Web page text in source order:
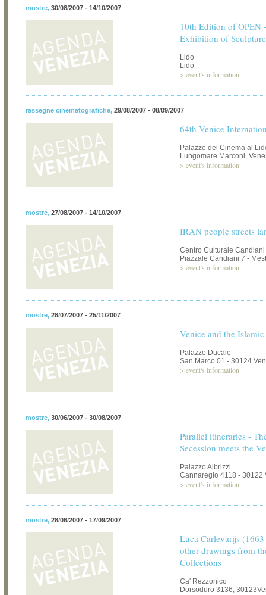
mostre, 30/08/2007 - 14/10/2007
10th Edition of OPEN
Exhibition of
Lido
Lido
> event's information
rassegne cinematografiche, 29/08/2007 - 08/09/2007
64th Venice
Palazzo del Cinema al
Lungomare Marconi,
> event's information
mostre, 27/08/2007 - 14/10/2007
IRAN people streets
Centro Culturale Candiani
Piazzale Candiani 7 -
> event's information
mostre, 28/07/2007 - 25/11/2007
Venice and the
Palazzo Ducale
San Marco 01 - 30124
> event's information
mostre, 30/06/2007 - 30/08/2007
Parallel itineraries -
Secession meets the
Palazzo Albrizzi
Cannaregio 4118 - 30122
> event's information
mostre, 28/06/2007 - 17/09/2007
Luca Carlevarijs
other drawings from
Collections
Ca' Rezzonico
Dorsoduro 3136,